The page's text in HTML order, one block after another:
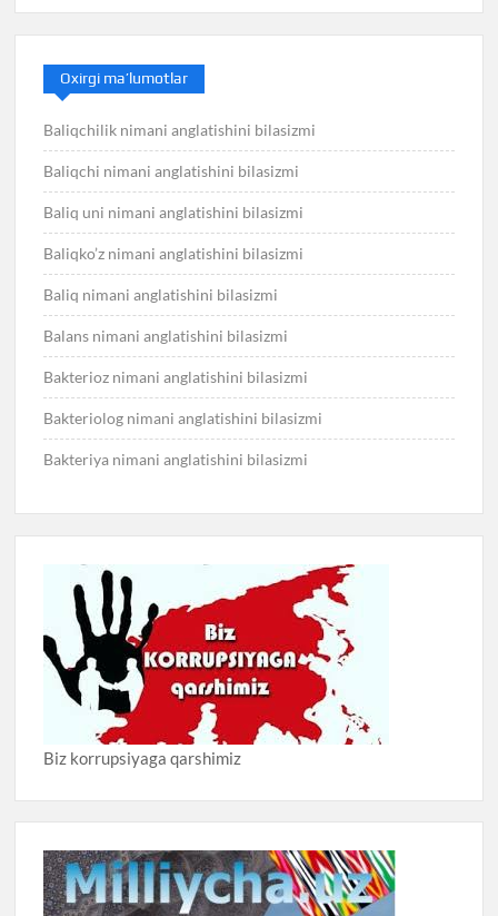
Oxirgi ma’lumotlar
Baliqchilik nimani anglatishini bilasizmi
Baliqchi nimani anglatishini bilasizmi
Baliq uni nimani anglatishini bilasizmi
Baliqko’z nimani anglatishini bilasizmi
Baliq nimani anglatishini bilasizmi
Balans nimani anglatishini bilasizmi
Bakterioz nimani anglatishini bilasizmi
Bakteriolog nimani anglatishini bilasizmi
Bakteriya nimani anglatishini bilasizmi
Biz korrupsiyaga qarshimiz